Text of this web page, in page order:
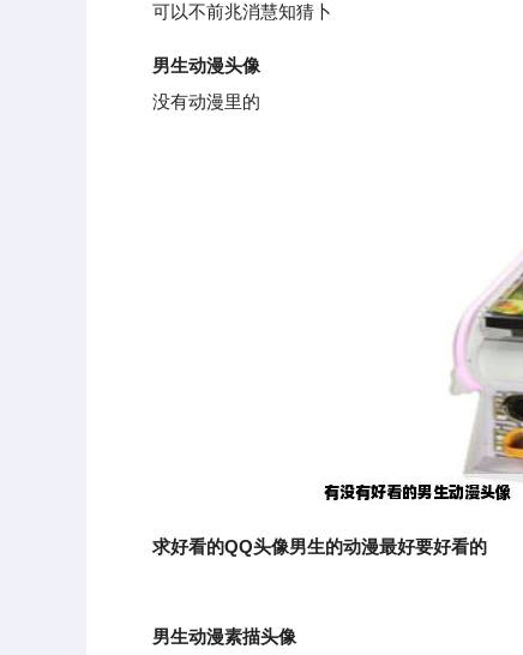
可以不前兆消慧知猜卜
男生动漫头像
没有动漫里的
求好看的QQ头像男生的动漫最好要好看的
男生动漫素描头像